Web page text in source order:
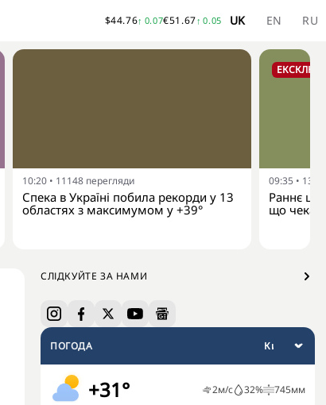
$44.76↑ 0.07€51.67↑ 0.05 UK EN RU
10:20 • 11148 перегляди
Спека в Україні побила рекорди у 13
областях з максимумом у +39°
09:35 •
Раннє
що чекає
СЛІДКУЙТЕ ЗА НАМИ
ПОГОДА
+31° 2м/с 32% 745мм